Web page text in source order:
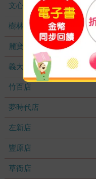
文心店
樹林店
麗寶店
義大店
竹百店
夢時代店
左新店
豐原店
草衙店